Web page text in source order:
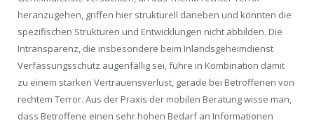
heranzugehen, griffen hier strukturell daneben und könnten die
spezifischen Strukturen und Entwicklungen nicht abbilden. Die
Intransparenz, die insbesondere beim Inlandsgeheimdienst
Verfassungsschutz augenfällig sei, führe in Kombination damit
zu einem starken Vertrauensverlust, gerade bei Betroffenen von
rechtem Terror. Aus der Praxis der mobilen Beratung wisse man,
dass Betroffene einen sehr hohen Bedarf an Informationen